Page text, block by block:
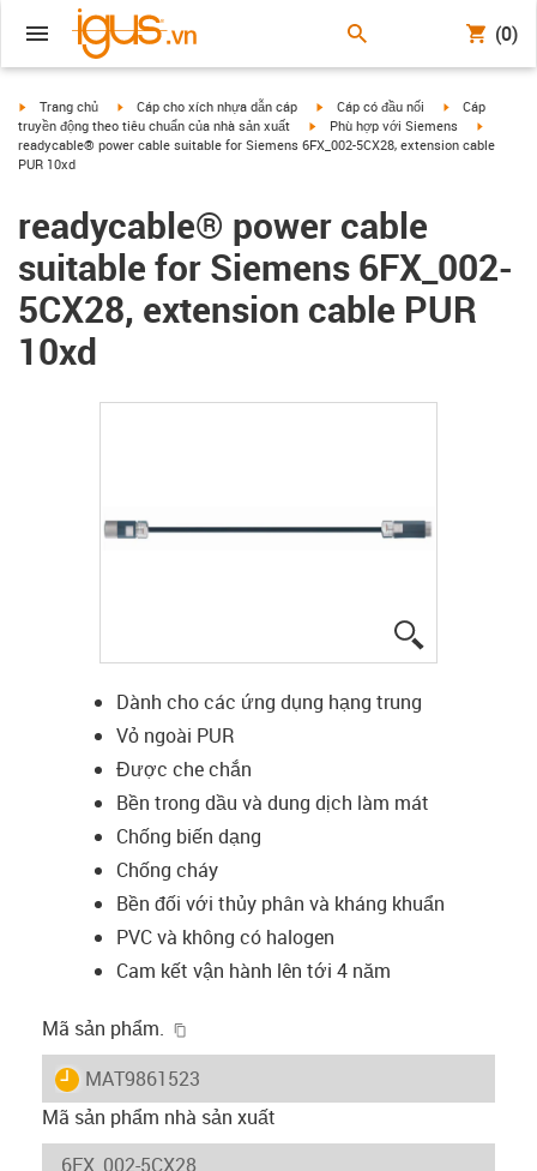
(0)
igus-icon-arrow-right
Trang chủ igus-icon-arrow-right
Cáp cho xích nhựa dẫn cáp igus-icon-arrow-right
Cáp có đầu nối igus-icon-
Cáp
truyền động theo tiêu chuẩn của nhà sản xuất
igus-icon-arrow-right
Phù hợp với Siemens
readycable® power cable suitable for Siemens 6FX_002-5CX28, extension cable
PUR 10xd
readycable® power cable
suitable for Siemens 6FX_002-
5CX28, extension cable PUR
10xd
Dành cho các ứng dụng hạng trung
Vỏ ngoài PUR
Được che chắn
Bền trong dầu và dung dịch làm mát
Chống biến dạng
Chống cháy
Bền đối với thủy phân và kháng khuẩn
PVC và không có halogen
Cam kết vận hành lên tới 4 năm
Mã sản phẩm.
igus-icon-lieferzeit
MAT9861523
Mã sản phẩm nhà sản xuất